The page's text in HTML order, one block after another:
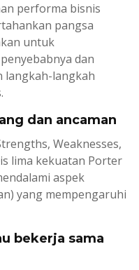
performa bisnis
pangsa
untuk
dan
langkah-langkah
dan ancaman
Weaknesses,
lima kekuatan Porter
aspek
yang mempengaruhi
bekerja sama